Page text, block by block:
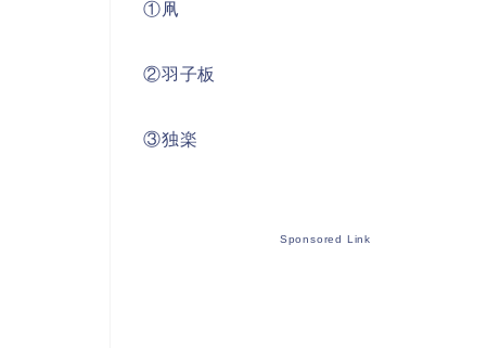
①凧
②羽子板
③独楽
Sponsored Link